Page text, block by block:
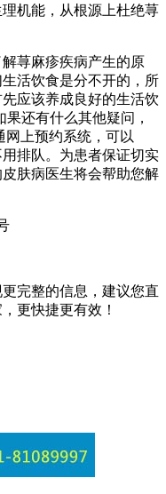
机能，从根源上杜绝荨
荨麻疹疾病产生的原
活饮食是分不开的，所
应该养成良好的生活饮
还有什么其他疑问，
上预约系统，可以
排队。为患者保证切实
肤病医生将会帮助您解
完整的信息，建议您直
更快捷更有效！